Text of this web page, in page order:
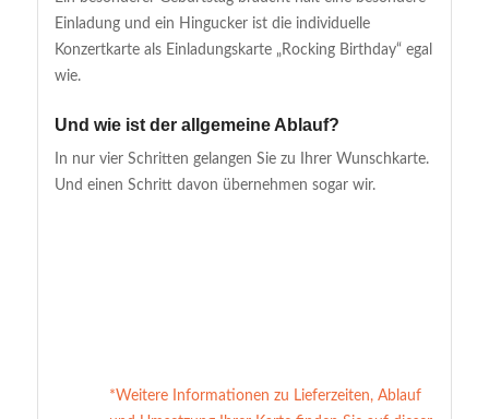
Einladung und ein Hingucker ist die individuelle
Konzertkarte als Einladungskarte „Rocking Birthday“ egal
wie.
Und wie ist der allgemeine Ablauf?
In nur vier Schritten gelangen Sie zu Ihrer Wunschkarte.
Und einen Schritt davon übernehmen sogar wir.
*Weitere Informationen zu Lieferzeiten, Ablauf